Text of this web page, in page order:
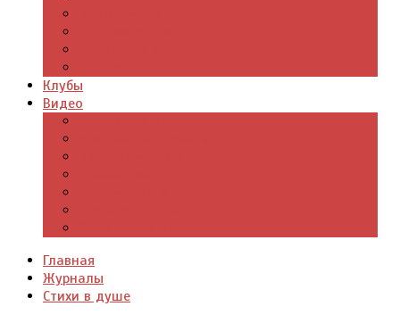
Клубы
Видео
Главная
Журналы
Стихи в душе